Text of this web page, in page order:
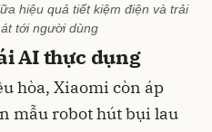
hiệu quả tiết kiệm điện và trải
tới người dùng
AI thực dụng
hòa, Xiaomi còn áp
mẫu robot hút bụi lau